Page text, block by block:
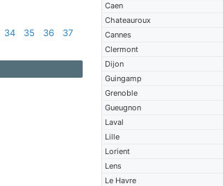
Caen
Chateauroux
Cannes
Clermont
Dijon
Guingamp
Grenoble
Gueugnon
Laval
Lille
Lorient
Lens
Le Havre
34 35 36
37